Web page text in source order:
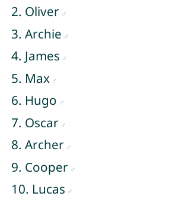
2. Oliver
3.Archie
4. James
5. Max
6. Hugo
7. Oscar
8.Archer
9. Cooper
10. Lucas